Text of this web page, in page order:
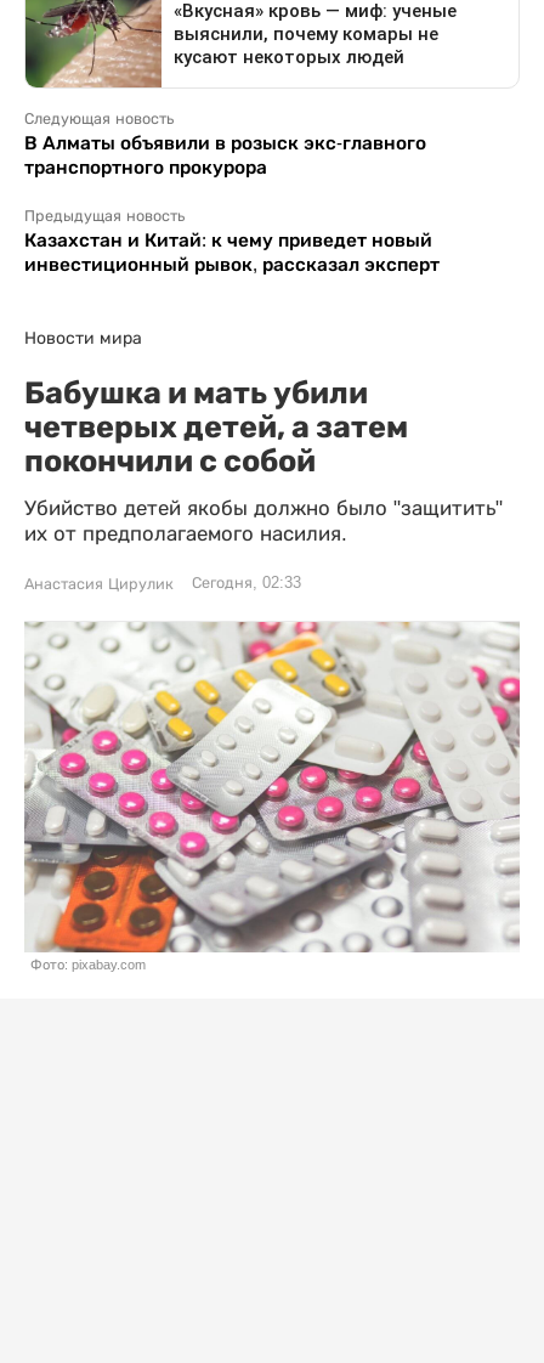
Следующая новость
В Алматы объявили в розыск экс-главного
транспортного прокурора
Предыдущая новость
Казахстан и Китай: к чему приведет новый
инвестиционный рывок, рассказал эксперт
Новости мира
Бабушка и мать убили
четверых детей, а затем
покончили с собой
Убийство детей якобы должно было "защитить"
их от предполагаемого насилия.
Анастасия Цирулик Сегодня, 02:33
Фото: pixabay.com